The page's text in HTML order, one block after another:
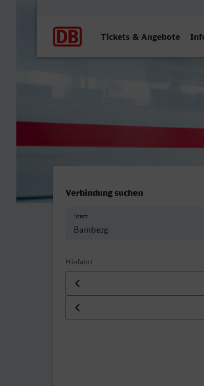
Tickets & Angebote
Verbindung suchen
Start
Hinfahrt
Datum der Hinfahrt
Uhrzeit der Hinfahrt